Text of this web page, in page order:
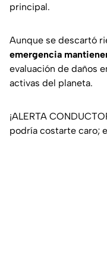
principal.
Aunque se descartó
emergencia
evaluación de daños
activas del planeta.
¡ALERTA
podría costarte caro;